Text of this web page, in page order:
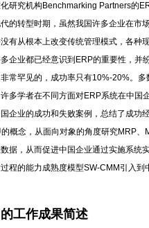
研究机构Benchmarking Partners的
的转型时期，虽然我国许多企业在市
有从根本上改变传统管理模式，各
企业都已经意识到ERP的重要性，
常罕见的，成功率只有10%-20%。
多学者在不同方面对ERP系统在中国
企业的成功和失败案例，总结了成
概念，从面向对象的角度研究MRP
据，从而促进中国企业通过实施系
程的能力成熟度模型SW-CMM引入
工作成果简述